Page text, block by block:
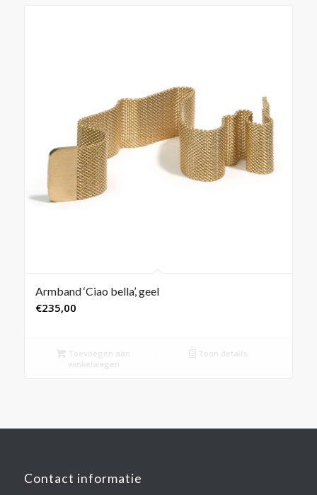
Armband ‘Ciao bella’, geel
€235,00
Toevoegen aan
winkelwagen
Toon details
Contact informatie